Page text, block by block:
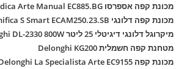
מכונת קפה אספרסו Delonghi Dedica Arte Manual EC885.BG
מכונת קפה דלונגי Delonghi Magnifica S Smart ECAM250.23.SB
מיקרוגל דלונגי דיגיטלי 25 ליטר Delonghi DL-2330 800W
מטחנת קפה חשמלית Delonghi KG200
מכונת קפה Delonghi La Specialista Arte EC9155